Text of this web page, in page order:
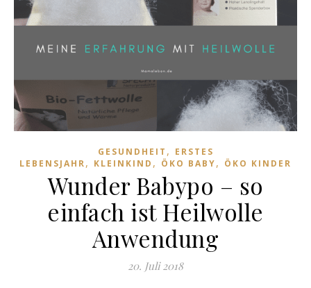
GESUNDHEIT , ERSTES
LEBENSJAHR, KLEINKIND , ÖKO BABY, ÖKO KINDER
Wunder Babypo – so
einfach ist Heilwolle
Anwendung
20. Juli 2018